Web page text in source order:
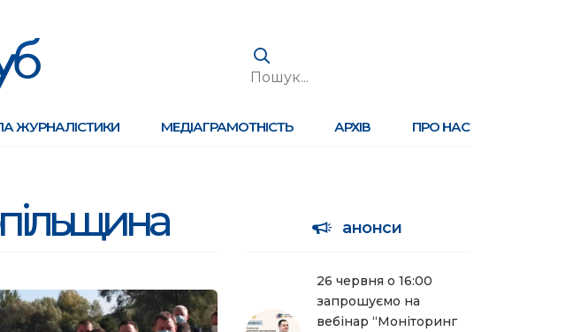
ЖУРНАЛІСТИКИ МЕДІАГРАМОТНІСТЬ АРХІВ ПРО НАС
анонси
26 червня о 16:00
запрошуємо на
вебінар “Моніторинг